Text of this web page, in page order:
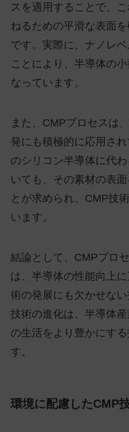
スを適用することで、
ねるための平滑な表面
です。実際に、ナノレ
ことにより、半導体の
なっています。
また、CMPプロセスは
発にも積極的に応用さ
のシリコン半導体に代
いても、その素材の表
とが求められ、CMP技
います。
結論として、CMPプロ
は、半導体の性能向上
術の発展にも欠かせな
技術の進化は、半導体
の生活をより豊かにす
す。
環境に配慮したCMP